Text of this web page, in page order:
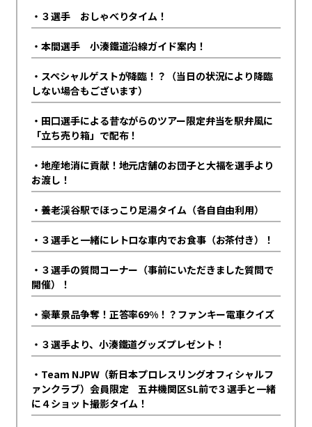
・３選手 おしゃべりタイム！
・本間選手 小湊鐵道沿線ガイド案内！
・スペシャルゲストが降臨！？（当日の状況により降臨
しない場合もございます）
・田口選手による昔ながらのツアー限定弁当を駅弁風に
「立ち売り箱」で配布！
・地産地消に貢献！地元店舗のお団子と大福を選手より
お渡し！
・養老渓谷駅でほっこり足湯タイム（各自自由利用）
・３選手と一緒にレトロな車内でお食事（お茶付き）！
・３選手の質問コーナー（事前にいただきました質問で
開催）！
・豪華景品争奪！正答率69%！？ファンキー電車クイズ
・３選手より、小湊鐵道グッズプレゼント！
・Team NJPW（新日本プロレスリングオフィシャルフ
ァンクラブ）会員限定 五井機関区SL前で３選手と一緒
に４ショット撮影タイム！